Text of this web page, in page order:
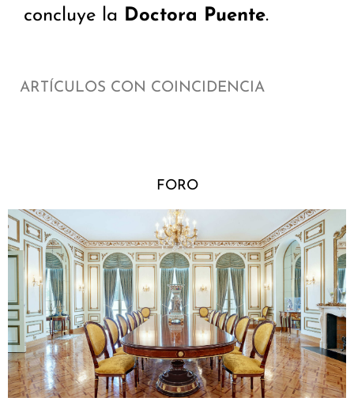
concluye la Doctora Puente.
ARTÍCULOS CON COINCIDENCIA
FORO